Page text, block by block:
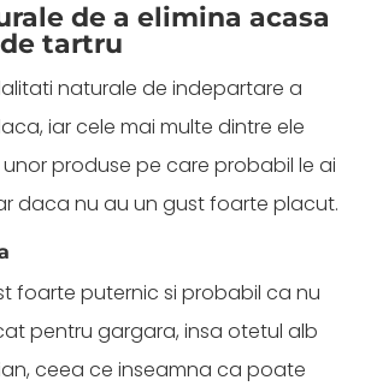
de a elimina acasa
tartru
naturale de indepartare a
iar cele mai multe dintre ele
produse pe care probabil le ai
daca nu au un gust foarte placut.
foarte puternic si probabil ca nu
pentru gargara, insa otetul alb
ceea ce inseamna ca poate